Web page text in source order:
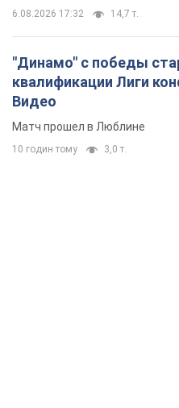
6.08.2026 17:32 14,7 т.
"Динамо" с победы
квалификации Лиги
Видео
Матч прошел в Люблине
10 годин тому 3,0 т.